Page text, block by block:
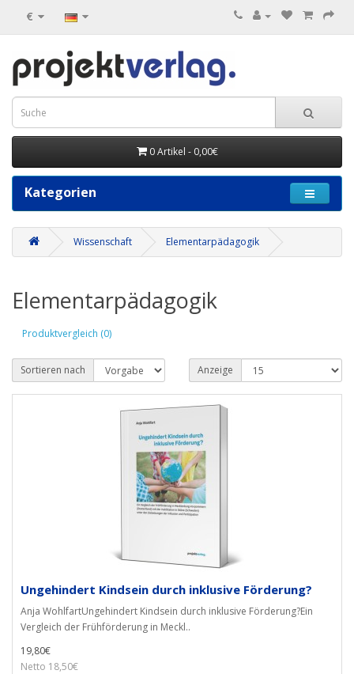
€
0 Artikel - 0,00€
Kategorien
Wissenschaft Elementarpädagogik
Elementarpädagogik
Produktvergleich (0)
Sortieren nach Anzeige
Ungehindert Kindsein durch inklusive Förderung?
Anja WohlfartUngehindert Kindsein durch inklusive Förderung?Ein
Vergleich der Frühförderung in Meckl..
19,80€
Netto 18,50€